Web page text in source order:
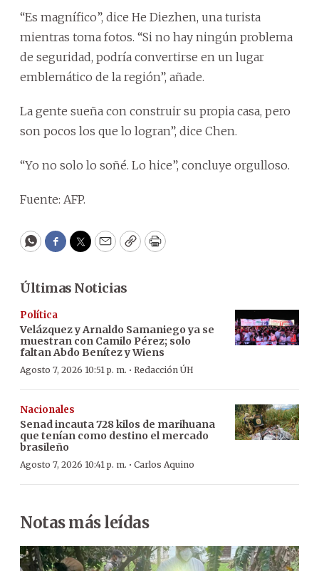
“Es magnífico”, dice He Diezhen, una turista
mientras toma fotos. “Si no hay ningún problema
de seguridad, podría convertirse en un lugar
emblemático de la región”, añade.
La gente sueña con construir su propia casa, pero
son pocos los que lo logran”, dice Chen.
“Yo no solo lo soñé. Lo hice”, concluye orgulloso.
Fuente: AFP.
WhatsApp
Facebook
Twitter
EmailCopyPrint
Últimas Noticias
Política
Velázquez y Arnaldo Samaniego ya se
muestran con Camilo Pérez; solo
faltan Abdo Benítez y Wiens
Agosto 7, 2026 10:51 p. m. · Redacción ÚH
Nacionales
Senad incauta 728 kilos de marihuana
que tenían como destino el mercado
brasileño
Agosto 7, 2026 10:41 p. m. · Carlos Aquino
Notas más leídas